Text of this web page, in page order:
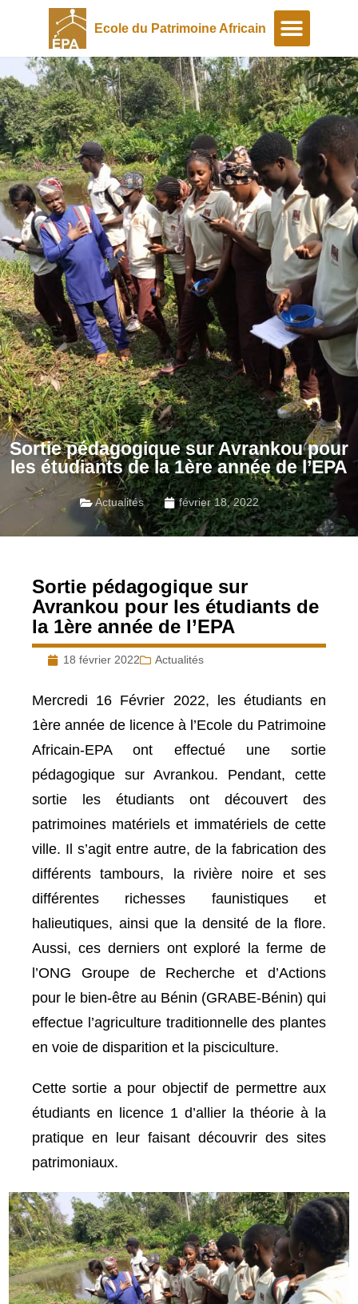
Ecole du Patrimoine Africain
Sortie pédagogique sur Avrankou pour
les étudiants de la 1ère année de l’EPA
Actualités février 18, 2022
Sortie pédagogique sur
Avrankou pour les étudiants de
la 1ère année de l’EPA
18 février 2022 Actualités
Mercredi 16 Février 2022, les étudiants en
1ère année de licence à l’Ecole du Patrimoine
Africain-EPA ont effectué une sortie
pédagogique sur Avrankou. Pendant, cette
sortie les étudiants ont découvert des
patrimoines matériels et immatériels de cette
ville. Il s’agit entre autre, de la fabrication des
différents tambours, la rivière noire et ses
différentes richesses faunistiques et
halieutiques, ainsi que la densité de la flore.
Aussi, ces derniers ont exploré la ferme de
l’ONG Groupe de Recherche et d’Actions
pour le bien-être au Bénin (GRABE-Bénin) qui
effectue l’agriculture traditionnelle des plantes
en voie de disparition et la pisciculture.
Cette sortie a pour objectif de permettre aux
étudiants en licence 1 d’allier la théorie à la
pratique en leur faisant découvrir des sites
patrimoniaux.